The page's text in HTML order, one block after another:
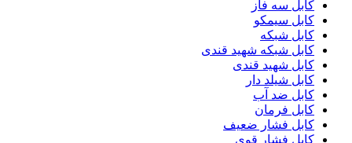
کابل سه فاز
کابل سیمکو
کابل شبکه
کابل شبکه شهید قندی
کابل شهید قندی
کابل شیلد دار
کابل ضد آب
کابل فرمان
کابل فشار ضعیف
کابل فشار قوی